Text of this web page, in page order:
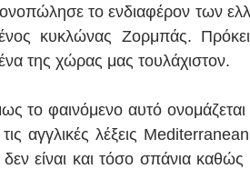
το ενδιαφέρον των
κυκλώνας Ζορμπάς.
της χώρας μας τουλάχιστον.
το φαινόμενο αυτό ονομάζεται
αγγλικές λέξεις
είναι και τόσο σπάνια